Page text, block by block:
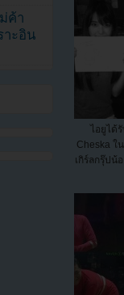
ไอยูได้
Cheska ใ
เกิร์ลกรุ๊ปน้
ค้า
าะอิน